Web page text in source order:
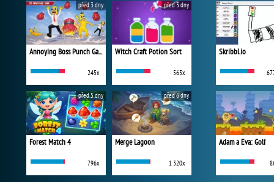
Annoying Boss Punch Game
245x
před 3 dny
Witch Craft Potion Sort
565x
před 3 dny
Forest Match 4
796x
před 5 dny
Merge Lagoon
1 320x
před 6 dny
Skribbl.io
Adam a Eva: Golf